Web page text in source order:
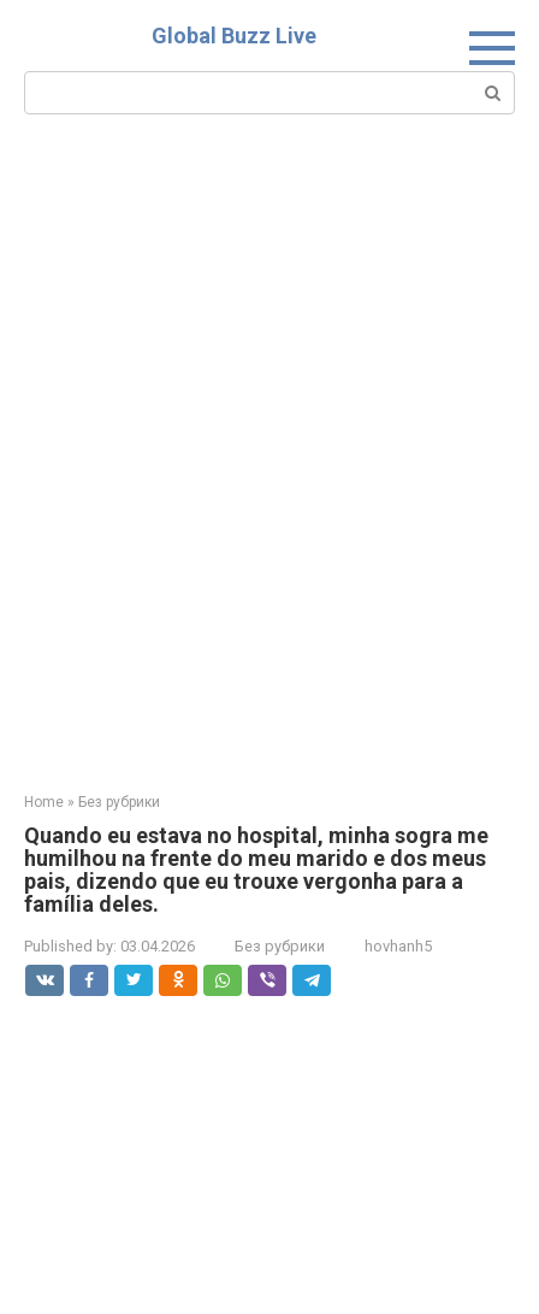
Global Buzz Live
Search:
Home » Без рубрики
Quando eu estava no hospital, minha sogra me
humilhou na frente do meu marido e dos meus
pais, dizendo que eu trouxe vergonha para a
família deles.
Published by: 03.04.2026 Без рубрики hovhanh5